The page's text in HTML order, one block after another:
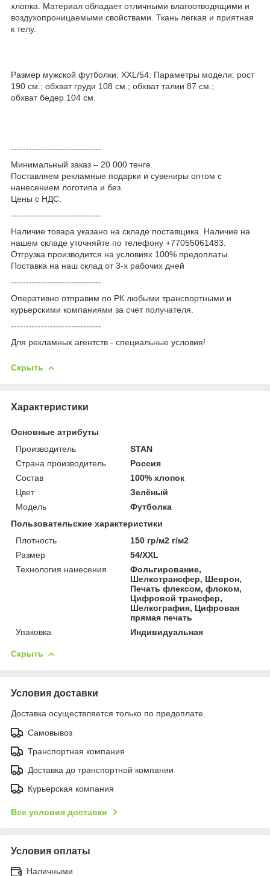
хлопка. Материал обладает отличными влагоотводящими и
воздухопроницаемыми свойствами. Ткань легкая и приятная
к телу.
Размер мужской футболки: XXL/54. Параметры модели: рост
190 см.; обхват груди 108 см.; обхват талии 87 см.;
обхват бедер 104 см.
------------------------------
Минимальный заказ – 20 000 тенге.
Поставляем рекламные подарки и сувениры оптом с
нанесением логотипа и без.
Цены с НДС.
------------------------------
Наличие товара указано на складе поставщика. Наличие на
нашем складе уточняйте по телефону +77055061483.
Отгрузка производится на условиях 100% предоплаты.
Поставка на наш склад от 3-x рабочих дней
------------------------------
Оперативно отправим по РК любыми транспортными и
курьерскими компаниями за счет получателя.
------------------------------
Для рекламных агентств - специальные условия!
Скрыть
Характеристики
Основные атрибуты
Производитель
STAN
Страна производитель
Россия
Состав
100% хлопок
Цвет
Зелёный
Мoдель
Футболка
Пользовательские характеристики
Плотность
150 гр/м2 г/м2
Размер
54/XXL
Технология нанесения
Фольгирование,
Шелкотрансфер, Шеврон,
Печать флексом, флоком,
Цифровой трансфер,
Шелкография, Цифровая
прямая печать
Упаковка
Индивидуальная
Скрыть
Условия доставки
Доставка осуществляется только по предоплате.
Самовывоз
Транспортная компания
Доставка до транспортной компании
Курьерская компания
Все условия доставки
Условия оплаты
Наличными